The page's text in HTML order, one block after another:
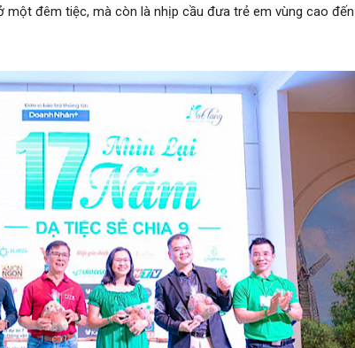
một đêm tiệc, mà còn là nhịp cầu đưa trẻ em vùng cao đến